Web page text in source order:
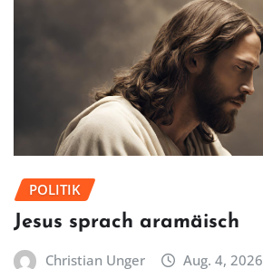
POLITIK
Jesus sprach aramäisch
Christian Unger Aug. 4, 2026